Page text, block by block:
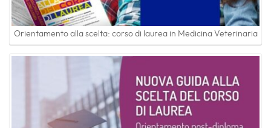
Orientamento alla scelta: corso di laurea in Medicina Veterinaria